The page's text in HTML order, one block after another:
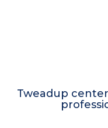
Tweadup